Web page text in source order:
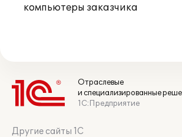
компьютеры заказчика
Отраслевые
и специализированные
1С:Предприятие
Другие сайты 1С